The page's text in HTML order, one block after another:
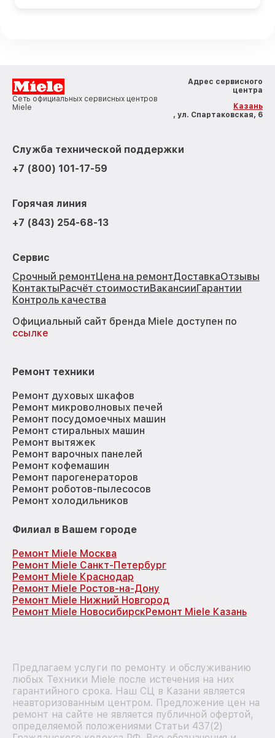
Сеть официальных сервисных центров
Miele
Адрес сервисного
центра
Казань
, ул. Спартаковская, 6
Служба технической поддержки
+7 (800) 101-17-59
Горячая линия
+7 (843) 254-68-13
Сервис
Срочный ремонтЦена на ремонтДоставкаОтзывы
КонтактыРасчёт стоимостиВакансииГарантии
Контроль качества
Официальный сайт бренда Miele доступен по
ссылке
Ремонт техники
Ремонт духовых шкафов
Ремонт микроволновых печей
Ремонт посудомоечных машин
Ремонт стиральных машин
Ремонт вытяжек
Ремонт варочных панелей
Ремонт кофемашин
Ремонт парогенераторов
Ремонт роботов-пылесосов
Ремонт холодильников
Филиал в Вашем городе
Ремонт Miele Москва
Ремонт Miele Санкт-Петербург
Ремонт Miele Краснодар
Ремонт Miele Ростов-на-Дону
Ремонт Miele Нижний Новгород
Ремонт Miele НовосибирскРемонт Miele Казань
Предлагаем услуги по ремонту и обслуживанию
любых Техники Miele после истечения на них
гарантийного срока. Наш СЦ в Казани является
неавторизованным центром. Предложение цен на
ремонт на сайте не является публичной офертой,
определяемой положениями Статьи 437(2)